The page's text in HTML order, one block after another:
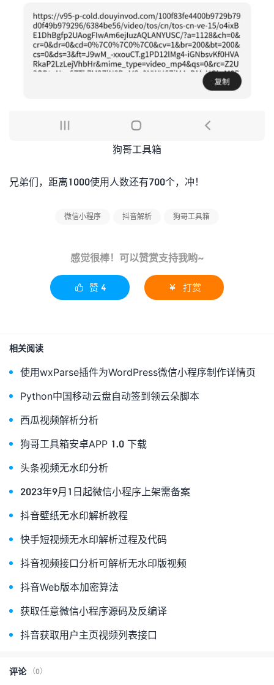
狗哥工具箱
兄弟们，距离1000使用人数还有700个，冲！
微信小程序 抖音解析 狗哥工具箱
感觉很棒！可以赞赏支持我哟~
 赞 4  打赏
相关阅读
使用wxParse插件为WordPress微信小程序制作详情页
Python中国移动云盘自动签到领云朵脚本
西瓜视频解析分析
狗哥工具箱安卓APP 1.0 下载
头条视频无水印分析
2023年9月1日起微信小程序上架需备案
抖音壁纸无水印解析教程
快手短视频无水印解析过程及代码
抖音视频接口分析可解析无水印版视频
抖音Web版本加密算法
获取任意微信小程序源码及反编译
抖音获取用户主页视频列表接口
评论（0）